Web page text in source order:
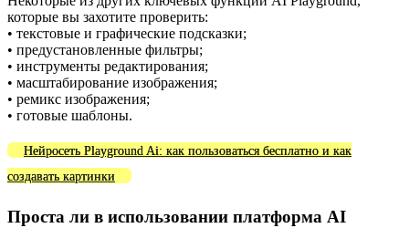
которые вы захотите проверить:
• текстовые и графические подсказки;
• предустановленные фильтры;
• инструменты редактирования;
• масштабирование изображения;
• ремикс изображения;
• готовые шаблоны.
Нейросеть Playground Ai: как пользоваться бесплатно и как
создавать картинки
Проста ли в использовании платформа AI